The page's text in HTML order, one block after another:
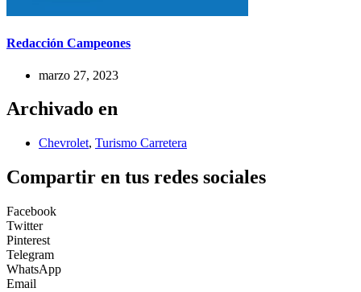
Redacción Campeones
marzo 27, 2023
Archivado en
Chevrolet, Turismo Carretera
Compartir en tus redes sociales
Facebook
Twitter
Pinterest
Telegram
WhatsApp
Email